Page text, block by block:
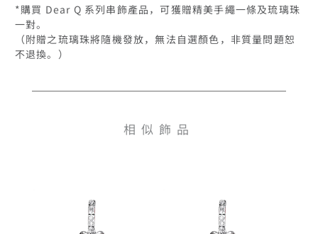
*購買 Dear Q 系列串飾產品，可獲贈精美手繩一條及琉璃珠
一對。
（附贈之琉璃珠將隨機發放，無法自選顏色，非質量問題恕
不退換。）
相似飾品